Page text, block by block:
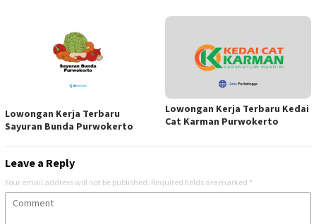
Lowongan Kerja Terbaru
Sayuran Bunda Purwokerto
Lowongan Kerja Terbaru Kedai
Cat Karman Purwokerto
Leave a Reply
Your email address will not be published. Required fields are marked *